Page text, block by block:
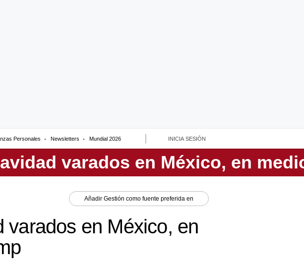
Personales Newsletters Mundial 2026 INICIA SESIÓN
Añadir Gestión como fuente preferida en
varados en México, en